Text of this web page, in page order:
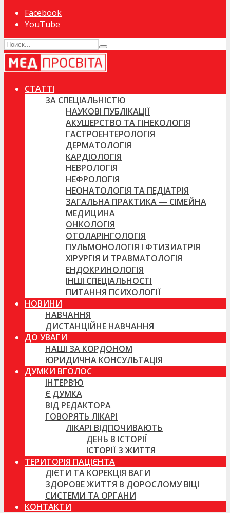
Facebook
YouTube
СТАТТІ
ЗА СПЕЦІАЛЬНІСТЮ
НАУКОВІ ПУБЛІКАЦІЇ
АКУШЕРСТВО ТА ГІНЕКОЛОГІЯ
ГАСТРОЕНТЕРОЛОГІЯ
ДЕРМАТОЛОГІЯ
КАРДІОЛОГІЯ
НЕВРОЛОГІЯ
НЕФРОЛОГІЯ
НЕОНАТОЛОГІЯ ТА ПЕДІАТРІЯ
ЗАГАЛЬНА ПРАКТИКА — СІМЕЙНА
МЕДИЦИНА
ОНКОЛОГІЯ
ОТОЛАРІНГОЛОГІЯ
ПУЛЬМОНОЛОГІЯ І ФТИЗИАТРІЯ
ХІРУРГІЯ И ТРАВМАТОЛОГІЯ
ЕНДОКРИНОЛОГІЯ
ІНШІ СПЕЦІАЛЬНОСТІ
ПИТАННЯ ПСИХОЛОГІЇ
НОВИНИ
НАВЧАННЯ
ДИСТАНЦІЙНЕ НАВЧАННЯ
ДО УВАГИ
НАШІ ЗА КОРДОНОМ
ЮРИДИЧНА КОНСУЛЬТАЦІЯ
ДУМКИ ВГОЛОС
ІНТЕРВ’Ю
Є ДУМКА
ВІД РЕДАКТОРА
ГОВОРЯТЬ ЛІКАРІ
ЛІКАРІ ВІДПОЧИВАЮТЬ
ДЕНЬ В ІСТОРІЇ
ІСТОРІЇ З ЖИТТЯ
ТЕРИТОРІЯ ПАЦІЄНТА
ДІЄТИ ТА КОРЕКЦІЯ ВАГИ
ЗДОРОВЕ ЖИТТЯ В ДОРОСЛОМУ ВІЦІ
СИСТЕМИ ТА ОРГАНИ
КОНТАКТИ